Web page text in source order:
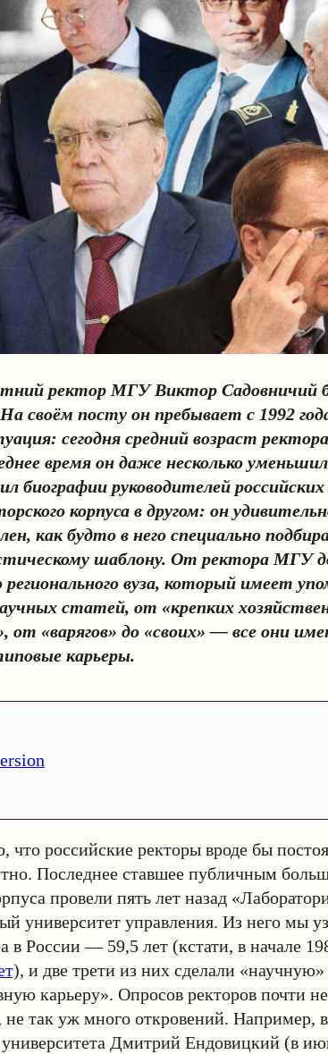
ректор МГУ Виктор Садовничий
своём посту он пребывает с 1992
сегодня средний возраст
время он даже несколько
биографии руководителей
корпуса в другом: он
как будто в него специально
шаблону. От ректора МГУ
вуза, который имеет
статей, от «крепких
от «варягов» до «своих» — все они
карьеры.
что российские ректоры вроде бы
Последнее ставшее публичным
провели пять лет назад
университет управления. Из него мы
в России — 59,5 лет (кстати, в начале
), и две трети из них сделали
карьеру». Опросов ректоров почти не
так уж много откровений. Например,
Дмитрий Ендовицкий (в